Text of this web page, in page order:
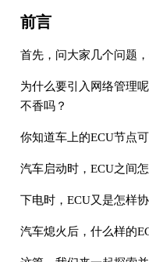
前言
首先，问大家几个问题，
为什么要引入网络管理
不香吗？
你知道车上的ECU节点
汽车启动时，ECU之间
下电时，ECU又是怎样
汽车熄火后，什么样的